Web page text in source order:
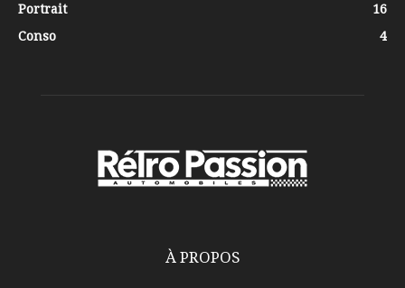
Portrait
16
Conso
4
À PROPOS